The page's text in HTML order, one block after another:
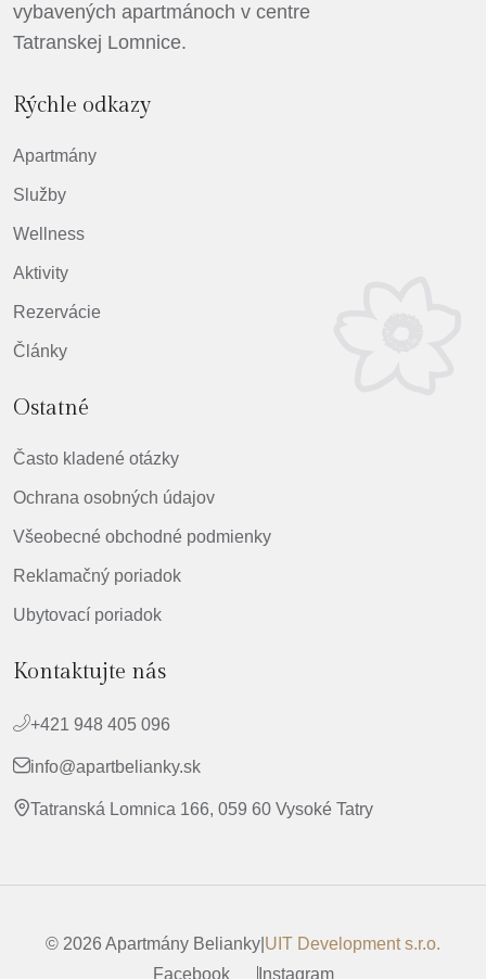
vybavených apartmánoch v centre
Tatranskej Lomnice.
Rýchle odkazy
Apartmány
Služby
Wellness
Aktivity
Rezervácie
Články
Ostatné
Často kladené otázky
Ochrana osobných údajov
Všeobecné obchodné podmienky
Reklamačný poriadok
Ubytovací poriadok
Kontaktujte nás
+421 948 405 096
info@apartbelianky.sk
Tatranská Lomnica 166, 059 60 Vysoké Tatry
© 2026 Apartmány Belianky UIT Development s.r.o.
Facebook
Instagram
súborov cookie (Google Analytics, Google Tag Manager).